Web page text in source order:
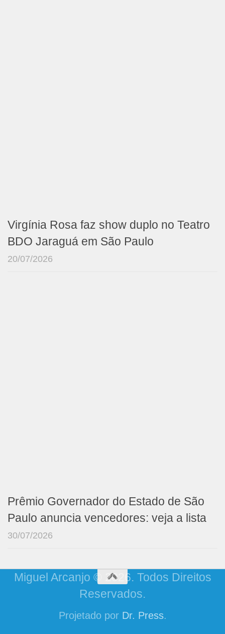
Virgínia Rosa faz show duplo no Teatro
BDO Jaraguá em São Paulo
20/07/2026
Prêmio Governador do Estado de São
Paulo anuncia vencedores: veja a lista
30/07/2026
Miguel Arcanjo © 2026. Todos Direitos
Reservados.
Projetado por Dr. Press.